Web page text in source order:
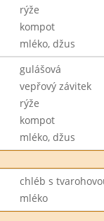
rýže
kompot
mléko, džus
gulášová
vepřový závitek
rýže
kompot
mléko, džus
chléb s
mléko